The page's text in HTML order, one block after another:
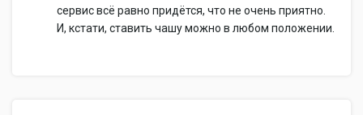
сервис всё равно придётся, что не очень приятно.
И, кстати, ставить чашу можно в любом положении.